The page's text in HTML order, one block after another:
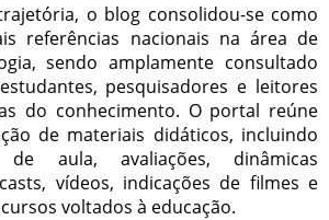
o blog consolidou-se como
referências nacionais na área de
sendo amplamente consultado
pesquisadores e leitores
do conhecimento. O portal reúne
de materiais didáticos, incluindo
aula, avaliações, dinâmicas
vídeos, indicações de filmes e
voltados à educação.